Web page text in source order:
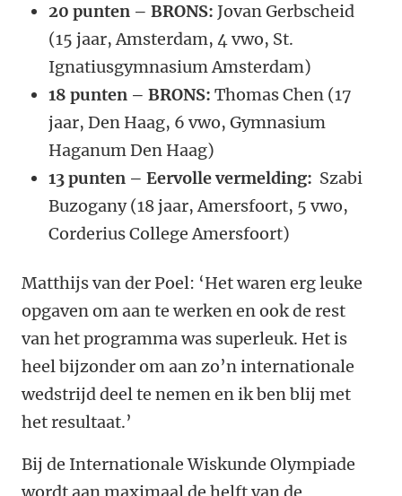
20 punten – BRONS: Jovan Gerbscheid
(15 jaar, Amsterdam, 4 vwo, St.
Ignatiusgymnasium Amsterdam)
18 punten – BRONS: Thomas Chen (17
jaar, Den Haag, 6 vwo, Gymnasium
Haganum Den Haag)
13 punten – Eervolle vermelding: Szabi
Buzogany (18 jaar, Amersfoort, 5 vwo,
Corderius College Amersfoort)
Matthijs van der Poel: ‘Het waren erg leuke
opgaven om aan te werken en ook de rest
van het programma was superleuk. Het is
heel bijzonder om aan zo’n internationale
wedstrijd deel te nemen en ik ben blij met
het resultaat.’
Bij de Internationale Wiskunde Olympiade